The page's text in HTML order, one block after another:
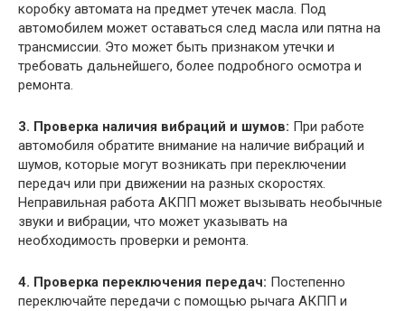
коробку автомата на предмет утечек масла. Под
автомобилем может оставаться след масла или пятна на
трансмиссии. Это может быть признаком утечки и
требовать дальнейшего, более подробного осмотра и
ремонта.
3. Проверка наличия вибраций и шумов: При работе
автомобиля обратите внимание на наличие вибраций и
шумов, которые могут возникать при переключении
передач или при движении на разных скоростях.
Неправильная работа АКПП может вызывать необычные
звуки и вибрации, что может указывать на
необходимость проверки и ремонта.
4. Проверка переключения передач: Постепенно
переключайте передачи с помощью рычага АКПП и